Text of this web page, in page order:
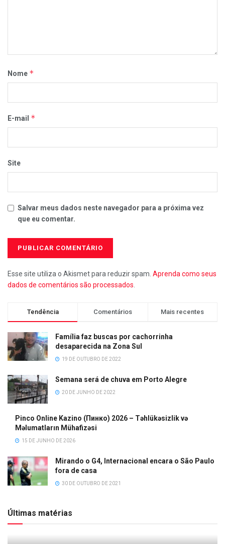
Nome *
E-mail *
Site
Salvar meus dados neste navegador para a próxima vez
que eu comentar.
Esse site utiliza o Akismet para reduzir spam. Aprenda como seus
dados de comentários são processados
Tendência Comentários Mais recentes
Família faz buscas por cachorrinha
desaparecida na Zona Sul
19 DE OUTUBRO DE 2022
Semana será de chuva em Porto Alegre
20 DE JUNHO DE 2022
Pinco Online Kazino (Пинко) 2026 – Təhlükəsizlik və
Məlumatların Mühafizəsi
15 DE JUNHO DE 2026
Mirando o G4, Internacional encara o São Paulo
fora de casa
30 DE OUTUBRO DE 2021
Últimas matérias